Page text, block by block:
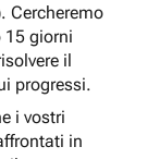
Cercheremo
15 giorni
il
progressi.
i vostri
in